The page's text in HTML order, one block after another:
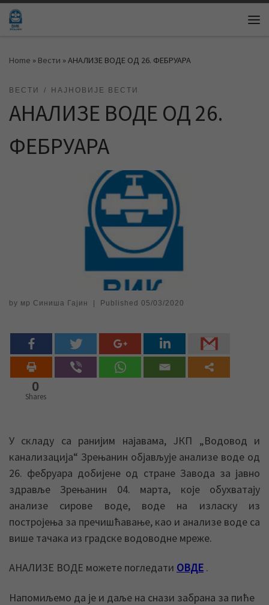
Skip to content
Home » Вести »АНАЛИЗЕ ВОДЕ ОД 26. ФЕБРУАРА
ВЕСТИ НАЈНОВИЈЕ ВЕСТИ
АНАЛИЗЕ ВОДЕ ОД 26.
ФЕБРУАРА
by мр Синиша Гајин Published 05/03/2020
0
Shares
У складу са ранијим најавама, ЈКП „Водовод и
канализација“ Зрењанин објављује анализе воде од
26. фебруара добијене од стране Завода за јавно
здравље Зрењанин 04. марта, које обухватају
анализе сирове воде, воде на изласку из
постројења за пречишћавање, као и анализе воде са
више тачака из градске водоводне мреже.
АНАЛИЗЕ ВОДЕ можете погледати ОВДЕ .
Напомиљемо да је и даље на снази забрана за пиће